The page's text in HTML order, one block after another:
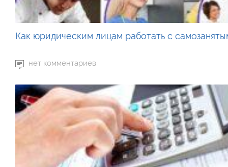
Как юридическим лицам работать с
нет комментариев